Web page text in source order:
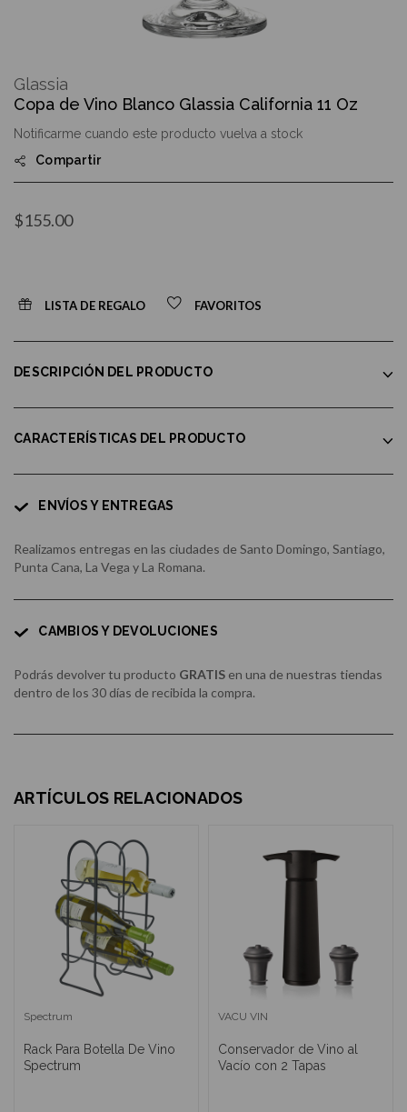
the
beginning
the
images
Copa de Vino Blanco Glassia California 11 Oz
Compartir
$155.00
Notificarme cuando este producto vuelva a stock
LISTA DE REGALO FAVORITOS
Glassia
DESCRIPCIÓN DEL PRODUCTO
CARACTERÍSTICAS DEL PRODUCTO
ENVÍOS Y ENTREGAS
Realizamos entregas en las ciudades de Santo Domingo, Santiago,
Punta Cana, La Vega y La Romana.
CAMBIOS Y DEVOLUCIONES
Podrás devolver tu producto GRATIS en una de nuestras tiendas
dentro de los 30 días de recibida la compra.
ARTÍCULOS RELACIONADOS
Spectrum
Rack Para Botella De Vino
Spectrum
VACU VIN
Conservador de Vino al
Vacío con 2 Tapas